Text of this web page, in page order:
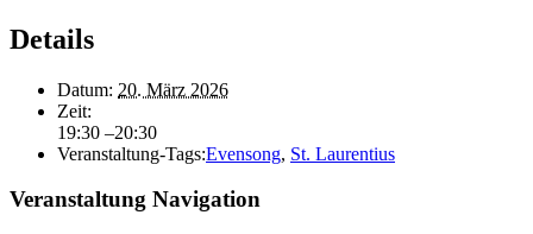
Details
Datum: 20. März 2026
Zeit:
19:30 –20:30
Veranstaltung-Tags:Evensong, St. Laurentius
Veranstaltung Navigation